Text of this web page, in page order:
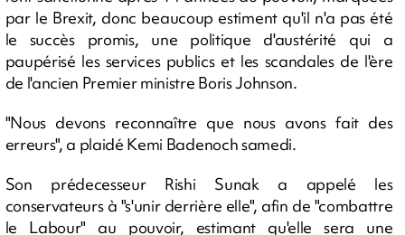
par le Brexit, donc beaucoup estiment qu'il n'a pas été
le succès promis, une politique d'austérité qui a
paupérisé les services publics et les scandales de l'ère
de l'ancien Premier ministre Boris Johnson.
"Nous devons reconnaître que nous avons fait des
erreurs", a plaidé Kemi Badenoch samedi.
Son prédecesseur Rishi Sunak a appelé les
conservateurs à "s'unir derrière elle", afin de "combattre
le Labour" au pouvoir, estimant qu'elle sera une